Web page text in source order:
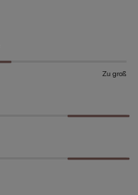
Zu groß